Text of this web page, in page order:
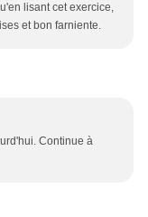
lisant cet exercice,
et bon farniente.
Continue à